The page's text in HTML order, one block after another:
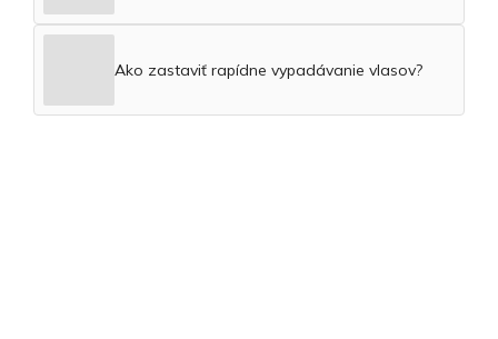
Ako zastaviť rapídne vypadávanie vlasov?